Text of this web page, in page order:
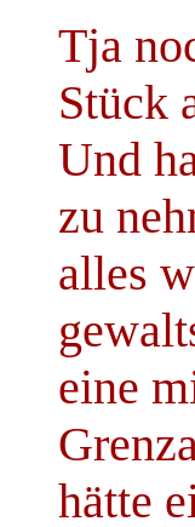
Tja
Stück
Und
zu
alles
eine
hätte